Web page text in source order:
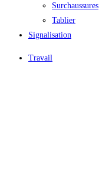
Surchaussures
Tablier
Signalisation
Travail